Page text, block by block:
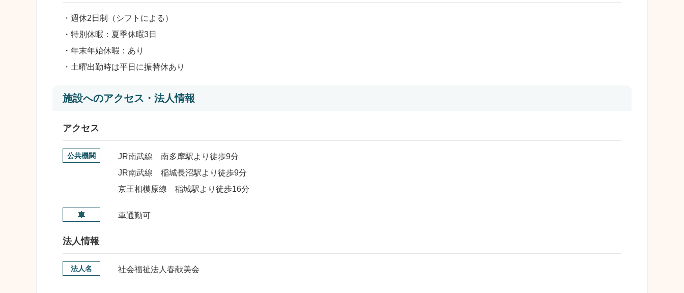
・週休2日制（シフトによる）
・特別休暇：夏季休暇3日
・年末年始休暇：あり
・土曜出勤時は平日に振替休あり
施設へのアクセス・法人情報
アクセス
公共機関
JR南武線 南多摩駅より徒歩9分
JR南武線 稲城長沼駅より徒歩9分
京王相模原線 稲城駅より徒歩16分
車 車通勤可
法人情報
法人名 社会福祉法人春献美会